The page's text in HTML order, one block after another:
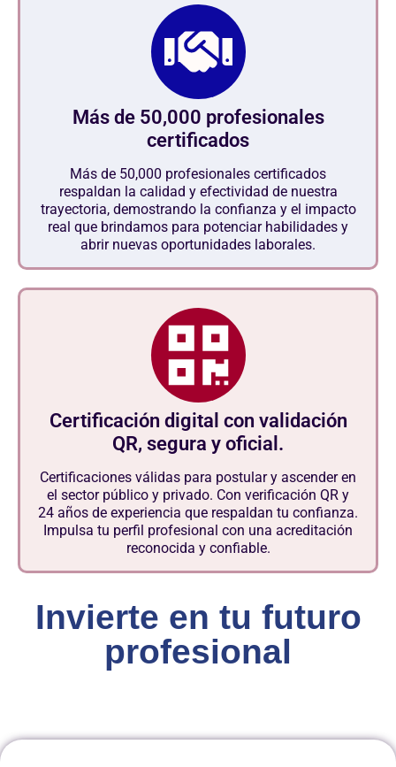
Más de 50,000 profesionales
certificados
Más de 50,000 profesionales certificados
respaldan la calidad y efectividad de nuestra
trayectoria, demostrando la confianza y el impacto
real que brindamos para potenciar habilidades y
abrir nuevas oportunidades laborales.
Certificación digital con validación
QR, segura y oficial.
Certificaciones válidas para postular y ascender en
el sector público y privado. Con verificación QR y
24 años de experiencia que respaldan tu confianza.
Impulsa tu perfil profesional con una acreditación
reconocida y confiable.
Invierte en tu futuro
profesional